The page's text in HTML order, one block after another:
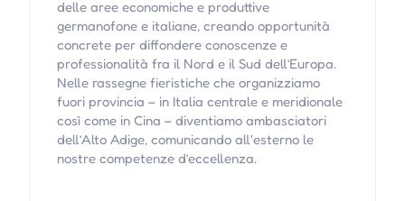
delle aree economiche e produttive
germanofone e italiane, creando opportunità
concrete per diffondere conoscenze e
professionalità fra il Nord e il Sud dell’Europa.
Nelle rassegne fieristiche che organizziamo
fuori provincia – in Italia centrale e meridionale
così come in Cina – diventiamo ambasciatori
dell’Alto Adige, comunicando all'esterno le
nostre competenze d’eccellenza.